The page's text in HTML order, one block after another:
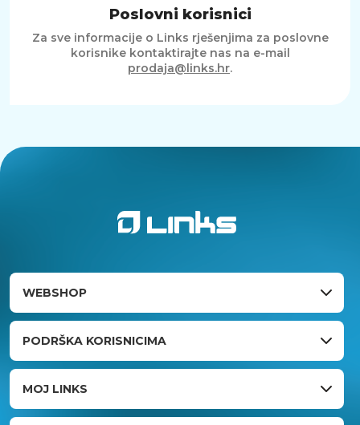
Poslovni korisnici
Za sve informacije o Links rješenjima za poslovne
korisnike kontaktirajte nas na e-mail
prodaja@links.hr.
WEBSHOP
PODRŠKA KORISNICIMA
MOJ LINKS